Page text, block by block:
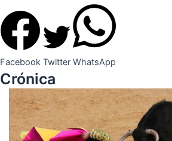
Facebook Twitter WhatsApp
Crónica